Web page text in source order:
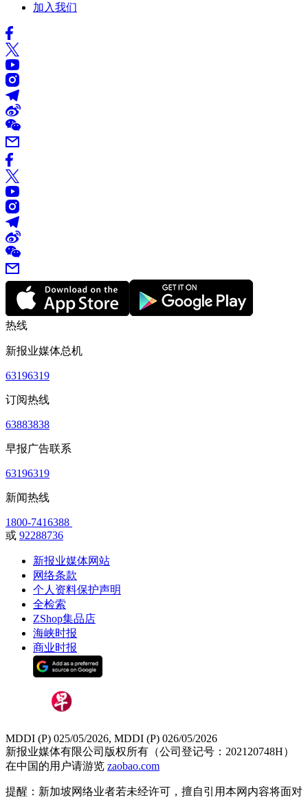
加入我们
热线
新报业媒体总机
63196319
订阅热线
63883838
早报广告联系
63196319
新闻热线
1800-7416388
或 92288736
新报业媒体网站
网络条款
个人资料保护声明
全检索
ZShop集品店
海峡时报
商业时报
MDDI (P) 025/05/2026, MDDI (P) 026/05/2026
新报业媒体有限公司版权所有（公司登记号：202120748H）
在中国的用户请游览 zaobao.com
提醒：新加坡网络业者若未经许可，擅自引用本网内容将面对